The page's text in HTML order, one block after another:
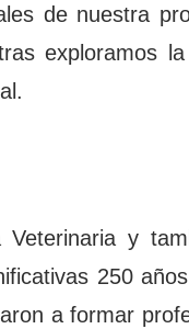
de nuestra
exploramos la
y
250
a formar